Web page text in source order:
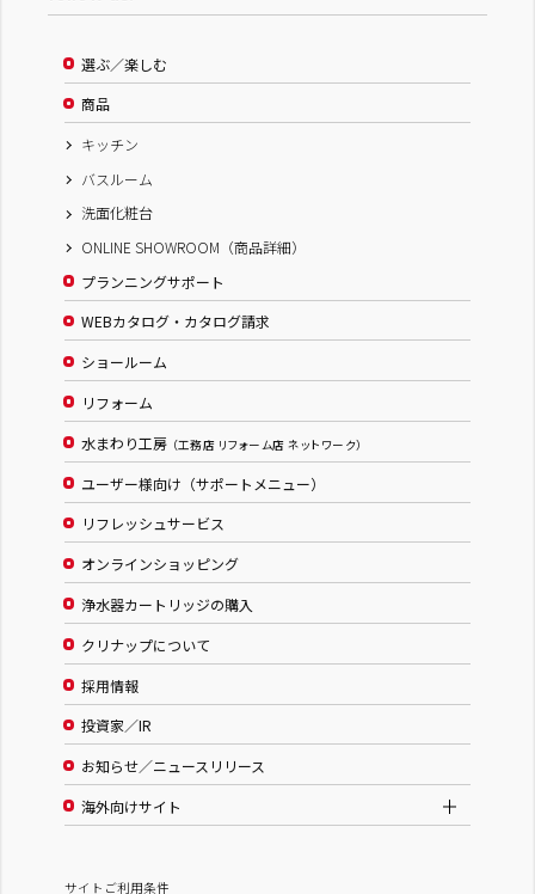
選ぶ／楽しむ
商品
キッチン
バスルーム
洗面化粧台
ONLINE SHOWROOM（商品詳細）
プランニングサポート
WEBカタログ・カタログ請求
ショールーム
リフォーム
水まわり工房 （工務店 リフォーム店 ネットワーク）
ユーザー様向け（サポートメニュー）
リフレッシュサービス
オンラインショッピング
浄水器カートリッジの購入
クリナップについて
採用情報
投資家／IR
お知らせ／ニュースリリース
海外向けサイト
サイトご利用条件